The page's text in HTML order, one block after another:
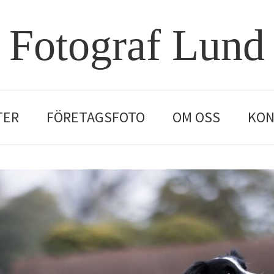
Fotograf Lund
FÖRETAGSFOTO OM OSS